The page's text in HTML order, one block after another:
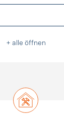
+ alle öffnen